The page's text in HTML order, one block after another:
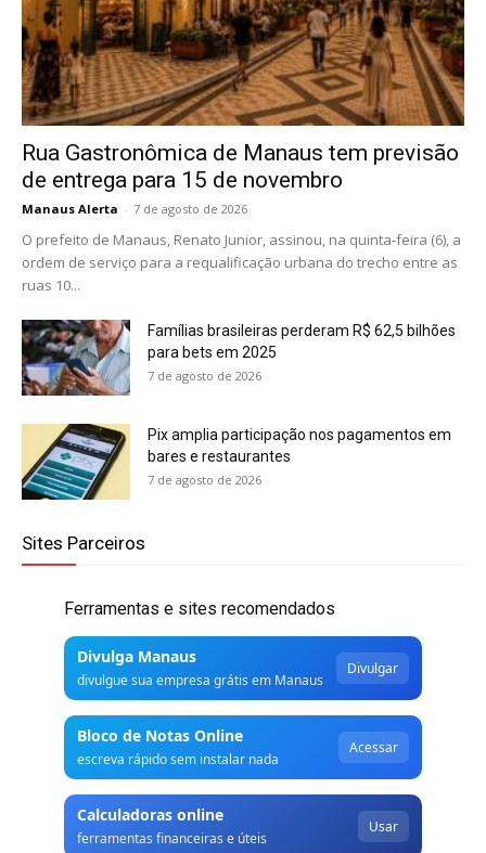
Rua Gastronômica de Manaus tem previsão
de entrega para 15 de novembro
Manaus Alerta - 7 de agosto de 2026
O prefeito de Manaus, Renato Junior, assinou, na quinta-feira (6), a
ordem de serviço para a requalificação urbana do trecho entre as
ruas 10...
Famílias brasileiras perderam R$ 62,5 bilhões
para bets em 2025
7 de agosto de 2026
Pix amplia participação nos pagamentos em
bares e restaurantes
7 de agosto de 2026
Sites Parceiros
Ferramentas e sites recomendados
Divulga Manaus
divulgue sua empresa grátis em Manaus
Divulgar
Bloco de Notas Online
escreva rápido sem instalar nada
Acessar
Calculadoras online
ferramentas financeiras e úteis
Usar